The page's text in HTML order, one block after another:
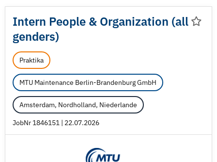
Intern People & Organization (all
genders)
Praktika
MTU Maintenance Berlin-Brandenburg GmbH
Amsterdam, Nordholland, Niederlande
JobNr 1846151 | 22.07.2026